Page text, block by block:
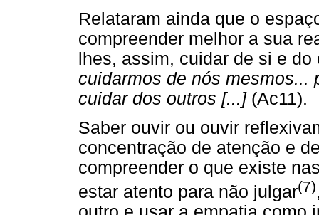
Relataram ainda que o
compreender melhor a sua
lhes, assim, cuidar de si e
cuidarmos de nós mesmos...
cuidar dos outros [...] (Ac11).
Saber ouvir ou ouvir
concentração de atenção e
compreender o que existe
estar atento para não julgar(7)